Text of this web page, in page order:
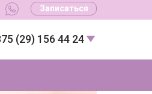
(29) 156 44 24
Записаться